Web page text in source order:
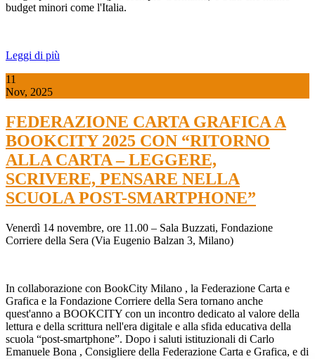
budget minori come l'Italia.
Leggi di più
11
Nov, 2025
FEDERAZIONE CARTA GRAFICA A
BOOKCITY 2025 CON “RITORNO
ALLA CARTA – LEGGERE,
SCRIVERE, PENSARE NELLA
SCUOLA POST-SMARTPHONE”
Venerdì 14 novembre, ore 11.00 – Sala Buzzati, Fondazione
Corriere della Sera (Via Eugenio Balzan 3, Milano)
In collaborazione con BookCity Milano , la Federazione Carta e
Grafica e la Fondazione Corriere della Sera tornano anche
quest'anno a BOOKCITY con un incontro dedicato al valore della
lettura e della scrittura nell'era digitale e alla sfida educativa della
scuola “post-smartphone”. Dopo i saluti istituzionali di Carlo
Emanuele Bona , Consigliere della Federazione Carta e Grafica, e di